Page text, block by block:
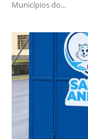
Municípios do...